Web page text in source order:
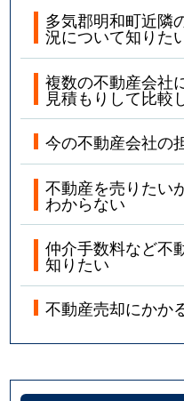
多気郡明和町近隣
況について知りた
複数の不動産会社
見積もりして比較
今の不動産会社の
不動産を売りたい
わからない
仲介手数料など不
知りたい
不動産売却にかか